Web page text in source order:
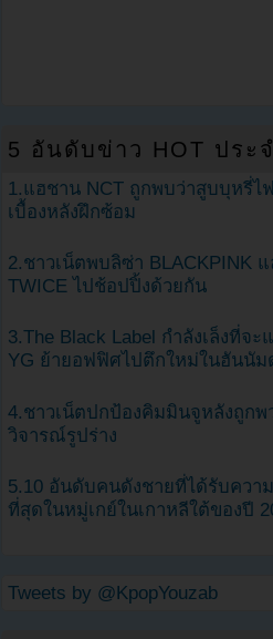
5 อันดับข่าว HOT ประ
1.แฮชาน NCT ถูกพบว่าสูบบุหรี่ไ
เบื้องหลังฝึกซ้อม
2.ชาวเน็ตพบลิซ่า BLACKPINK
TWICE ไปช้อปปิ้งด้วยกัน
3.The Black Label กำลังเล็งที่จะ
YG ย้ายอฟฟิศไปตึกใหม่ในฮันนัม
4.ชาวเน็ตปกป้องคิมมินจูหลังถูกพ
วิจารณ์รูปร่าง
5.10 อันดับคนดังชายที่ได้รับควา
ที่สุดในหมู่เกย์ในเกาหลีใต้ของปี
Tweets by @KpopYouzab